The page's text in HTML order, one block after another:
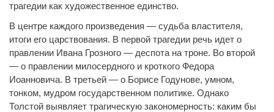
трагедии как художественное единство.
В центре каждого произведения — судьба властителя,
итоги его царствования. В первой трагедии речь идет о
правлении Ивана Грозного — деспота на троне. Во второй
— о правлении милосердного и кроткого Федора
Иоанновича. В третьей — о Борисе Годунове, умном,
тонком, мудром государственном политике. Однако
Толстой выявляет трагическую закономерность: каким бы